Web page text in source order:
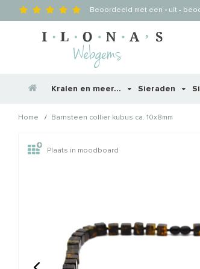
Beoordeeld met een - uit -
Kralen en meer... Sieraden
Home / Barnsteen collier kubus ca. 10x8mm
Wellicht zijn deze
Plaats in moodboard